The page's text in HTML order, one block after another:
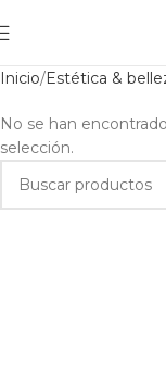
Inicio Estética &
No se han
selección.